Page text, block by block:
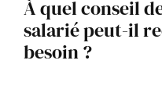
À quel conseil
salarié peut-il
besoin ?